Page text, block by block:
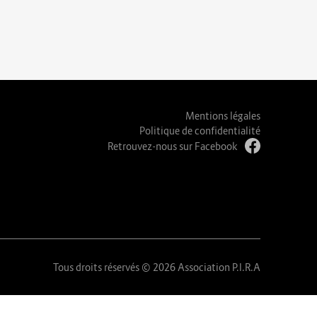
Mentions légales
Politique de confidentialité
Retrouvez-nous sur Facebook
Tous droits réservés © 2026 Association P.I.R.A